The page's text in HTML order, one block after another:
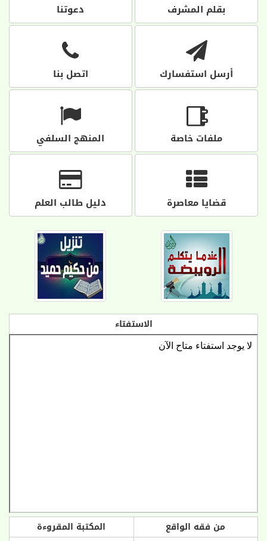
بقلم المشرف دعوتنا
أرسل استفسارك اتصل بنا
ملفات خاصة المنهج السلفي
قضايا معاصرة دليل طالب العلم
الاستفتاء
من فقه الواقع
المكتبة المقروءة